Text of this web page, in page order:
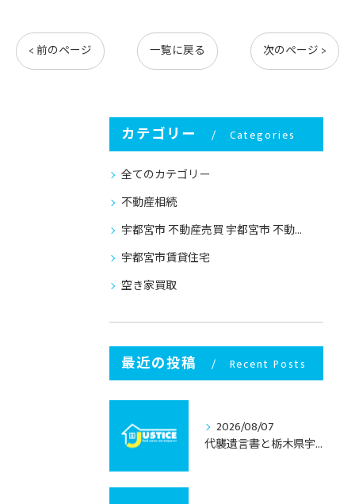
< 前のページ 一覧に戻る 次のページ >
カテゴリー Categories
全てのカテゴリー
不動産相続
宇都宮市 不動産売買 宇都宮市 不動産売却
宇都宮市賃貸住宅
空き家買取
最近の投稿 Recent Posts
2026/08/07
代襲遺言書と栃木県宇都宮市での不動産相続を安心して進めるための実務ガイド